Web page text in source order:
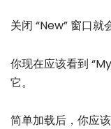
关闭 “New” 窗口就
你现在应该看到
它。
简单加载后，你应